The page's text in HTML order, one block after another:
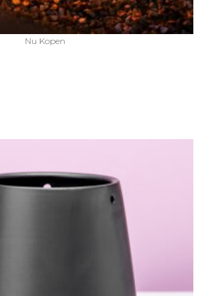
Nu Kopen